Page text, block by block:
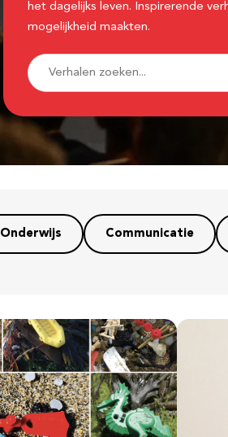
het dagelijks leven. Inspirerende
mogelijkheid maakten.
Onderwijs Communicatie